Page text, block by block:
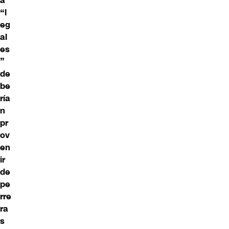
“l
eg
al
es
”
de
be
ría
n
pr
ov
en
ir
de
pe
rre
ra
s